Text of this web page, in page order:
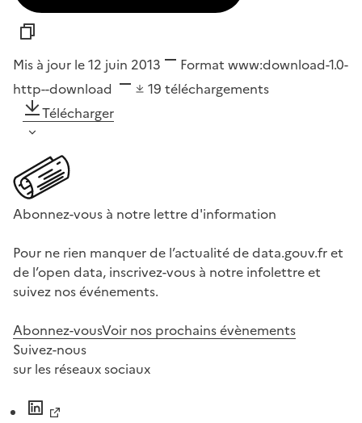
Mis à jour le 12 juin 2013 Format www:download-1.0-
http--download
19 téléchargements
Télécharger
Abonnez-vous à notre lettre d'information
Pour ne rien manquer de l’actualité de data.gouv.fr et
de l’open data, inscrivez-vous à notre infolettre et
suivez nos événements.
Abonnez-vousVoir nos prochains évènements
Suivez-nous
sur les réseaux sociaux